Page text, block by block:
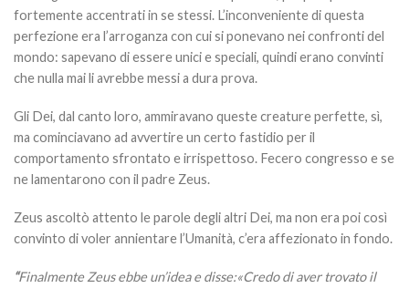
fortemente accentrati in se stessi. L’inconveniente di questa
perfezione era l’arroganza con cui si ponevano nei confronti del
mondo: sapevano di essere unici e speciali, quindi erano convinti
che nulla mai li avrebbe messi a dura prova.
Gli Dei, dal canto loro, ammiravano queste creature perfette, sì,
ma cominciavano ad avvertire un certo fastidio per il
comportamento sfrontato e irrispettoso. Fecero congresso e se
ne lamentarono con il padre Zeus.
Zeus ascoltò attento le parole degli altri Dei, ma non era poi così
convinto di voler annientare l’Umanità, c’era affezionato in fondo.
“Finalmente Zeus ebbe un’idea e disse:«Credo di aver trovato il